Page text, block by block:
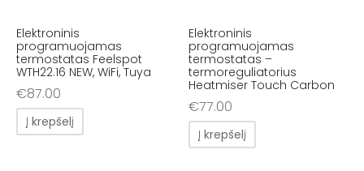
Elektroninis
programuojamas
termostatas Feelspot
WTH22.16 NEW, WiFi, Tuya
€87.00
Į krepšelį
Elektroninis
programuojamas
termostatas –
termoreguliatorius
Heatmiser Touch Carbon
€77.00
Į krepšelį